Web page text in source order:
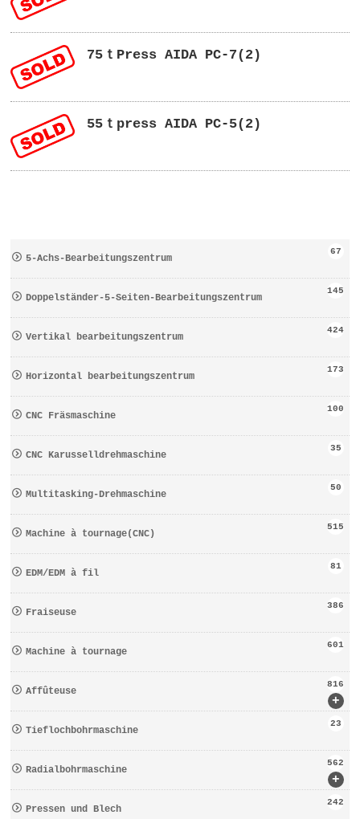
75ｔPress AIDA PC-7(2)
55ｔpress AIDA PC-5(2)
5-Achs-Bearbeitungszentrum
67
Doppelständer-5-Seiten-Bearbeitungszentrum
145
Vertikal bearbeitungszentrum
424
Horizontal bearbeitungszentrum
173
CNC Fräsmaschine
100
CNC Karusselldrehmaschine
35
Multitasking-Drehmaschine
50
Machine à tournage(CNC)
515
EDM/EDM à fil
81
Fraiseuse
386
Machine à tournage
601
+
Affûteuse
816
Tieflochbohrmaschine
23
+
Radialbohrmaschine
562
Pressen und Blech
242